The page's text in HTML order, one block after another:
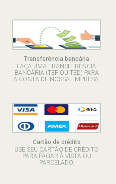
Transferência bancária
FAÇA UMA TRANSFERÊNCIA
BANCÁRIA (TEF OU TED) PARA
A CONTA DE NOSSA EMPRESA.
Cartão de crédito
USE SEU CARTÃO DE CRÉDITO
PARA PAGAR À VISTA OU
PARCELADO.